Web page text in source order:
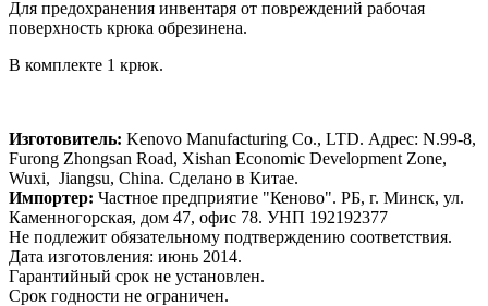
Для предохранения инвентаря от повреждений рабочая
поверхность крюка обрезинена.
В комплекте 1 крюк.
Изготовитель: Kenovo Manufacturing Co., LTD. Адрес: N.99-8,
Furong Zhongsan Road, Xishan Economic Development Zone,
Wuxi, Jiangsu, China. Сделано в Китае.
Импортер: Частное предприятие "Кеново". РБ, г. Минск, ул.
Каменногорская, дом 47, офис 78. УНП 192192377
Не подлежит обязательному подтверждению соответствия.
Дата изготовления: июнь 2014.
Гарантийный срок не установлен.
Срок годности не ограничен.